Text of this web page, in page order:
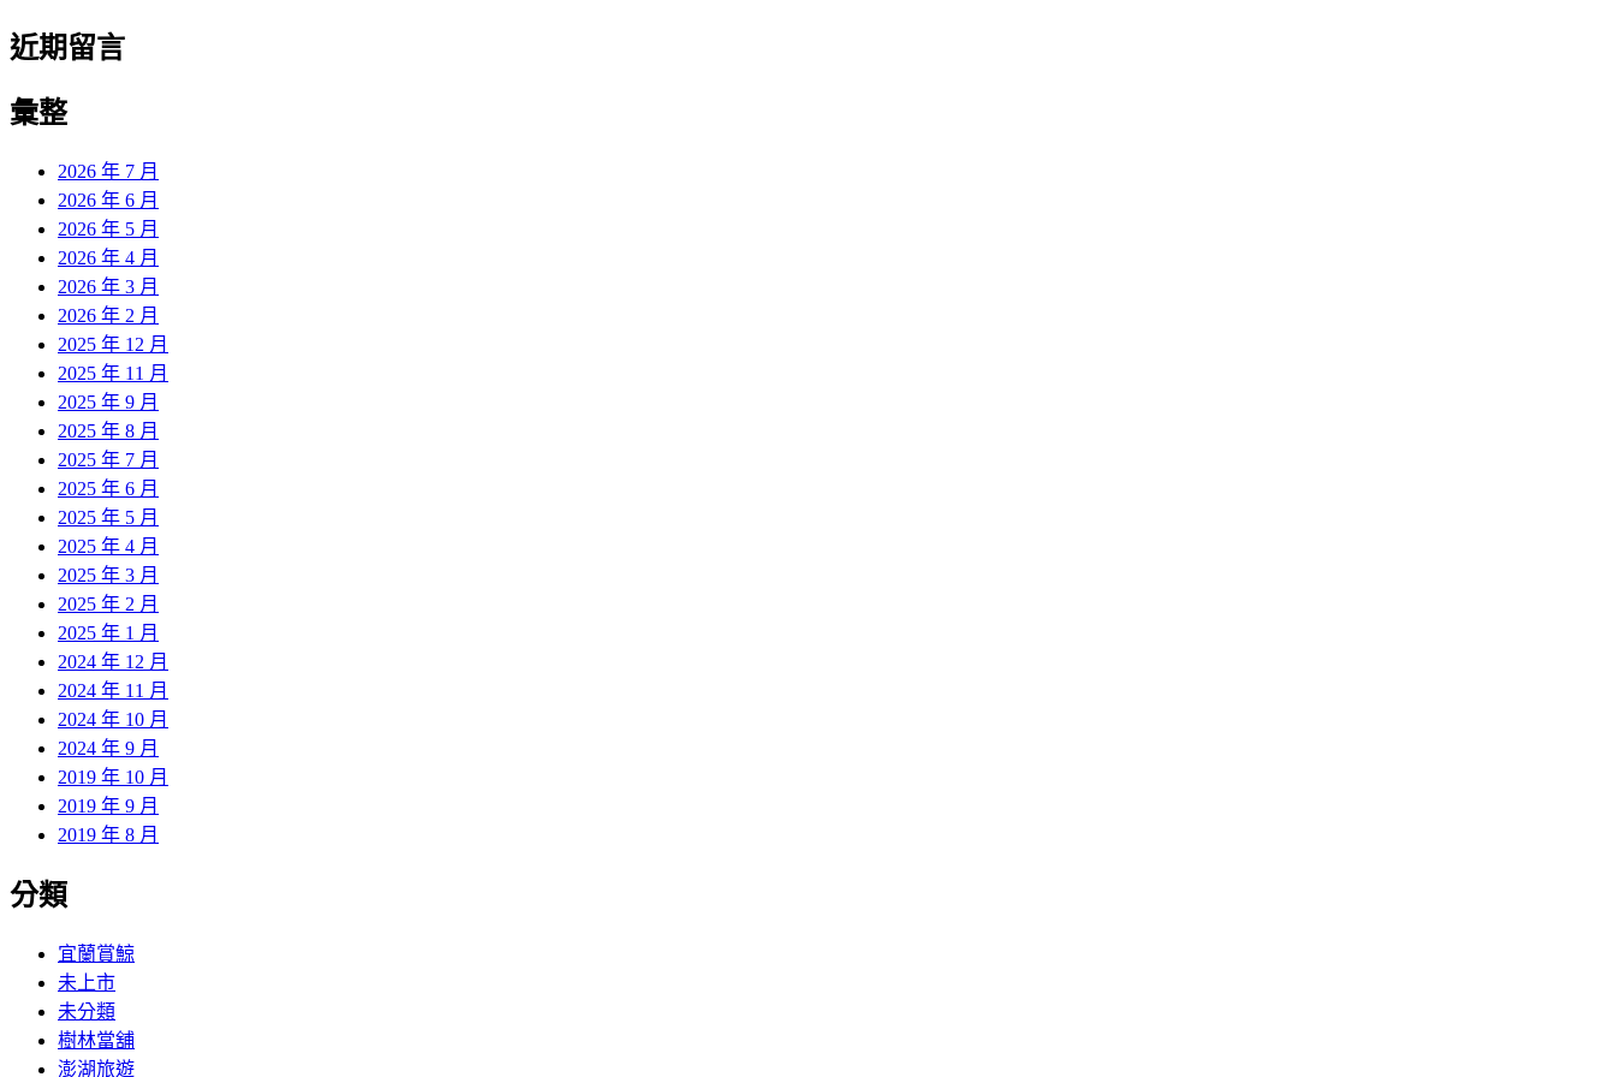
近期留言
彙整
2026 年 7 月
2026 年 6 月
2026 年 5 月
2026 年 4 月
2026 年 3 月
2026 年 2 月
2025 年 12 月
2025 年 11 月
2025 年 9 月
2025 年 8 月
2025 年 7 月
2025 年 6 月
2025 年 5 月
2025 年 4 月
2025 年 3 月
2025 年 2 月
2025 年 1 月
2024 年 12 月
2024 年 11 月
2024 年 10 月
2024 年 9 月
2019 年 10 月
2019 年 9 月
2019 年 8 月
分類
宜蘭賞鯨
未上市
未分類
樹林當舖
澎湖旅遊